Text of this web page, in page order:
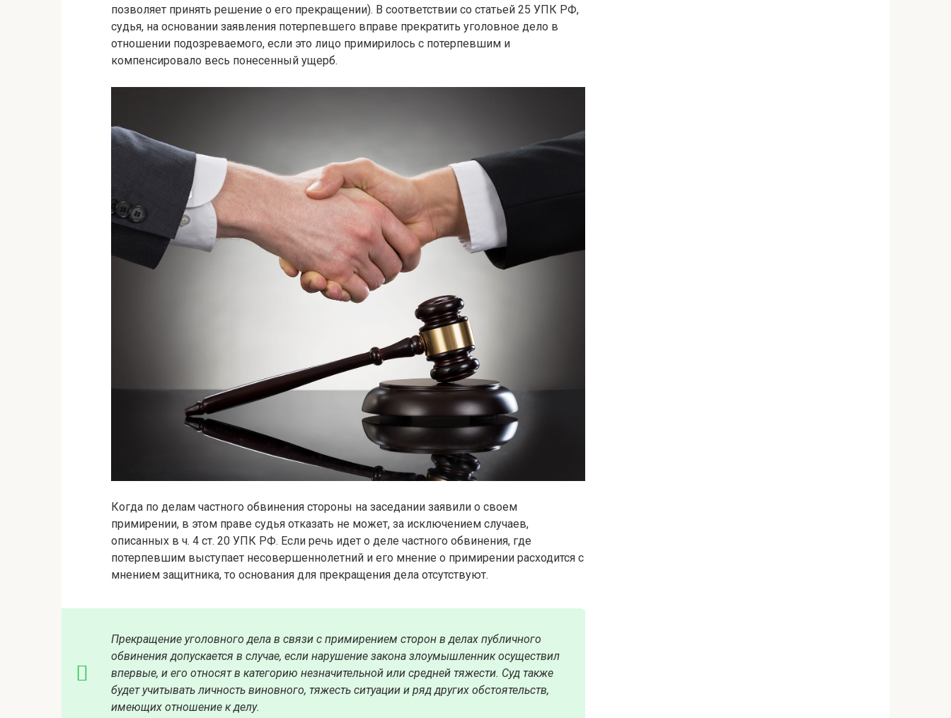
позволяет принять решение о его прекращении). В соответствии со статьей 25 УПК РФ,
судья, на основании заявления потерпевшего вправе прекратить уголовное дело в
отношении подозреваемого, если это лицо примирилось с потерпевшим и
компенсировало весь понесенный ущерб.
Когда по делам частного обвинения стороны на заседании заявили о своем
примирении, в этом праве судья отказать не может, за исключением случаев,
описанных в ч. 4 ст. 20 УПК РФ. Если речь идет о деле частного обвинения, где
потерпевшим выступает несовершеннолетний и его мнение о примирении расходится с
мнением защитника, то основания для прекращения дела отсутствуют.
Прекращение уголовного дела в связи с примирением сторон в делах публичного
обвинения допускается в случае, если нарушение закона злоумышленник осуществил
впервые, и его относят в категорию незначительной или средней тяжести. Суд также
будет учитывать личность виновного, тяжесть ситуации и ряд других обстоятельств,
имеющих отношение к делу.